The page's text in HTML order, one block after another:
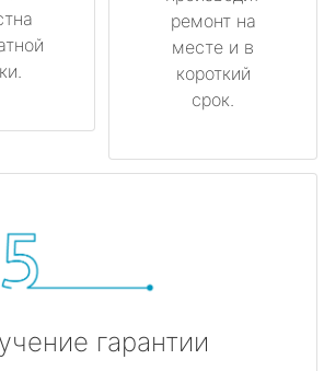
ремонт на
месте и в
короткий
срок.
гарантии